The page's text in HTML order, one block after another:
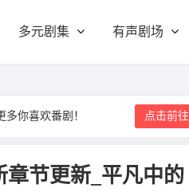
多元剧集 有声剧场
你喜欢番剧！ 点击前往
章节更新_平凡中的